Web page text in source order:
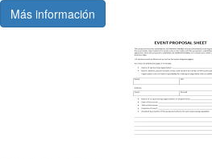
Más información